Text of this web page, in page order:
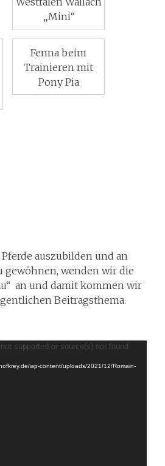
„Mini“
Fenna beim
Trainieren mit
Pony Pia
auszubilden und an
gewöhnen, wenden wir die
an und damit kommen wir
Beitragsthema.
supported or source(s) not found
wp-content/uploads/2021/12/Romain-